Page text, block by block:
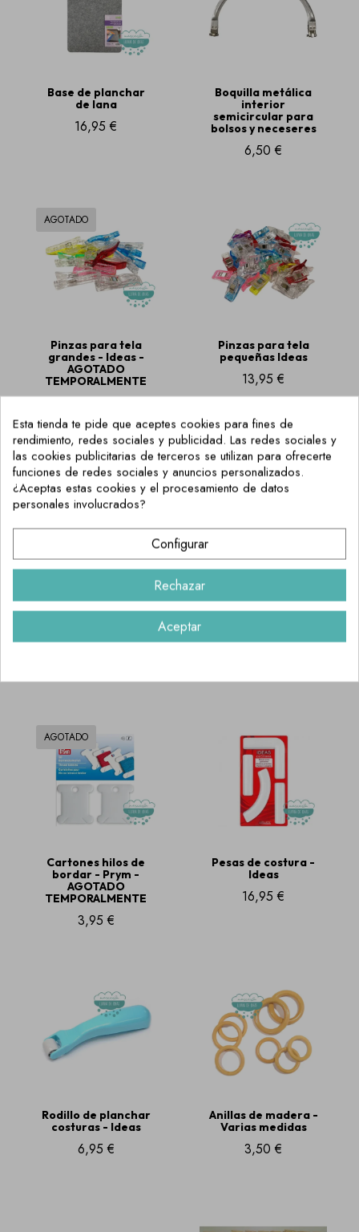
Base de planchar
de lana
16,95 €
Boquilla metálica
interior
semicircular para
bolsos y neceseres
6,50 €
AGOTADO
Pinzas para tela
grandes - Ideas -
AGOTADO
TEMPORALMENTE
9,95 €
Pinzas para tela
pequeñas Ideas
13,95 €
AGOTADO
alpargatas (tallas
TEMPORALMENTE
50x35 cm.
AGOTADO
Cartones hilos de
bordar - Prym -
AGOTADO
TEMPORALMENTE
3,95 €
Pesas de costura -
Ideas
16,95 €
Rodillo de planchar
costuras - Ideas
6,95 €
Anillas de madera -
Varias medidas
3,50 €
Esta tienda te pide que aceptes cookies para fines de
rendimiento, redes sociales y publicidad. Las redes sociales y
las cookies publicitarias de terceros se utilizan para ofrecerte
funciones de redes sociales y anuncios personalizados.
¿Aceptas estas cookies y el procesamiento de datos
personales involucrados?
Configurar
Rechazar
Aceptar